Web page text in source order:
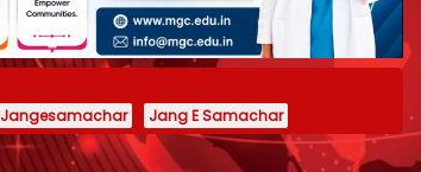
Jangesamachar Jang E Samachar